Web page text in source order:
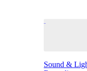
Sound &